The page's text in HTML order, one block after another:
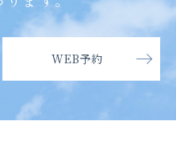
WEB予約